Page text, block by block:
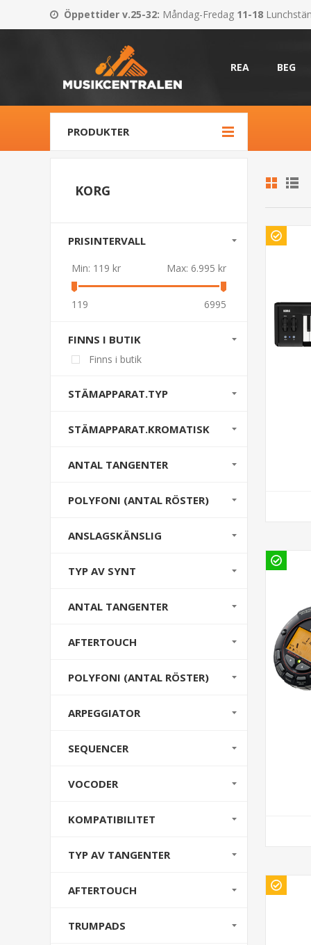
Öppettider v.25-32: Måndag-Fredag 11-18
REA BEG
PRODUKTER
KORG
PRISINTERVALL
Min: 119 kr Max: 6.995 kr
119 6995
FINNS I BUTIK
Finns i butik
STÄMAPPARAT.TYP
STÄMAPPARAT.KROMATISK
ANTAL TANGENTER
POLYFONI (ANTAL RÖSTER)
ANSLAGSKÄNSLIG
TYP AV SYNT
ANTAL TANGENTER
AFTERTOUCH
POLYFONI (ANTAL RÖSTER)
ARPEGGIATOR
SEQUENCER
VOCODER
KOMPATIBILITET
TYP AV TANGENTER
AFTERTOUCH
TRUMPADS